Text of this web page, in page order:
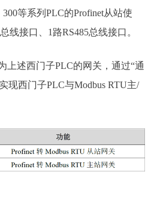
等系列PLC的Profinet从站使
线接口、1路RS485总线接口。
上述西门子PLC的网关，通过“通
现西门子PLC与Modbus RTU主/